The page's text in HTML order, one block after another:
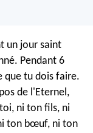
un jour saint
Pendant 6
que tu dois faire.
de l'Eternel,
ni ton fils, ni
ton bœuf, ni ton